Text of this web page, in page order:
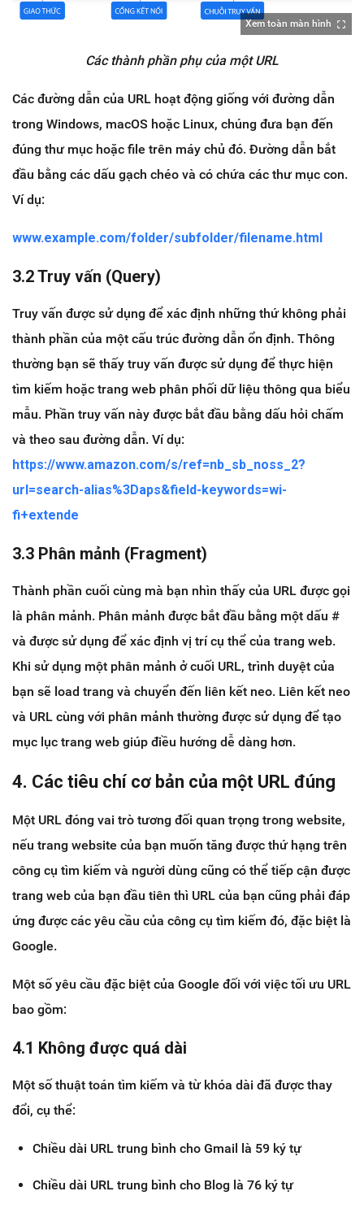
Xem toàn màn hình
Các thành phần phụ của một URL
Các đường dẫn của URL hoạt động giống với đường dẫn
trong Windows, macOS hoặc Linux, chúng đưa bạn đến
đúng thư mục hoặc file trên máy chủ đó. Đường dẫn bắt
đầu bằng các dấu gạch chéo và có chứa các thư mục con.
Ví dụ:
www.example.com/folder/subfolder/filename.html
3.2 Truy vấn (Query)
Truy vấn được sử dụng để xác định những thứ không phải
thành phần của một cấu trúc đường dẫn ổn định. Thông
thường bạn sẽ thấy truy vấn được sử dụng để thực hiện
tìm kiếm hoặc trang web phân phối dữ liệu thông qua biểu
mẫu. Phần truy vấn này được bắt đầu bằng dấu hỏi chấm
và theo sau đường dẫn. Ví dụ:
https://www.amazon.com/s/ref=nb_sb_noss_2?
url=search-alias%3Daps&field-keywords=wi-
fi+extende
3.3 Phân mảnh (Fragment)
Thành phần cuối cùng mà bạn nhìn thấy của URL được gọi
là phân mảnh. Phân mảnh được bắt đầu bằng một dấu #
và được sử dụng để xác định vị trí cụ thể của trang web.
Khi sử dụng một phân mảnh ở cuối URL, trình duyệt của
bạn sẽ load trang và chuyển đến liên kết neo. Liên kết neo
và URL cùng với phân mảnh thường được sử dụng để tạo
mục lục trang web giúp điều hướng dễ dàng hơn.
4. Các tiêu chí cơ bản của một URL đúng
Một URL đóng vai trò tương đối quan trọng trong website,
nếu trang website của bạn muốn tăng được thứ hạng trên
công cụ tìm kiếm và người dùng cũng có thể tiếp cận được
trang web của bạn đầu tiên thì URL của bạn cũng phải đáp
ứng được các yêu cầu của công cụ tìm kiếm đó, đặc biệt là
Google.
Một số yêu cầu đặc biệt của Google đối với việc tối ưu URL
bao gồm:
4.1 Không được quá dài
Một số thuật toán tìm kiếm và từ khóa dài đã được thay
đổi, cụ thể:
Chiều dài URL trung bình cho Gmail là 59 ký tự
Chiều dài URL trung bình cho Blog là 76 ký tự